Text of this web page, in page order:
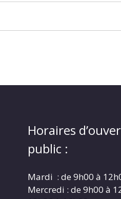
Horaires
public :
Mardi : de 9h00 à
Mercredi : de 9h00 à